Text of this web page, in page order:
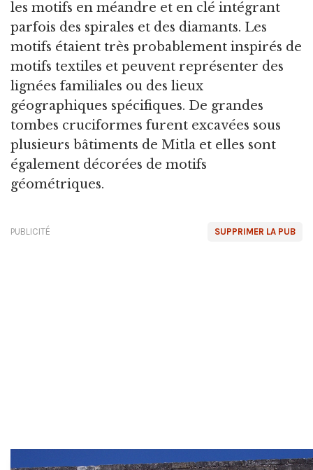
les motifs en méandre et en clé intégrant
parfois des spirales et des diamants. Les
motifs étaient très probablement inspirés de
motifs textiles et peuvent représenter des
lignées familiales ou des lieux
géographiques spécifiques. De grandes
tombes cruciformes furent excavées sous
plusieurs bâtiments de Mitla et elles sont
également décorées de motifs
géométriques.
SUPPRIMER LA PUB
PUBLICITÉ